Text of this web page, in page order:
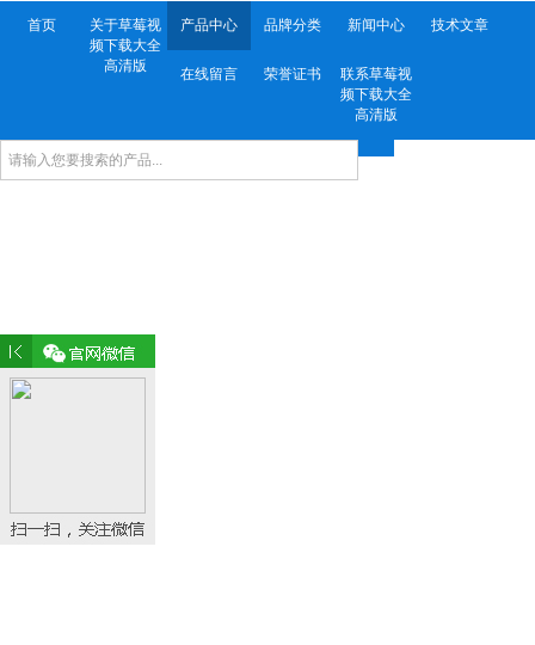
首页
关于草莓视
频下载大全
高清版
产品中心 品牌分类 新闻中心 技术文章
在线留言 荣誉证书
联系草莓视
频下载大全
高清版